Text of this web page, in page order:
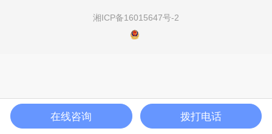
湘ICP备16015647号-2
在线咨询 拨打电话